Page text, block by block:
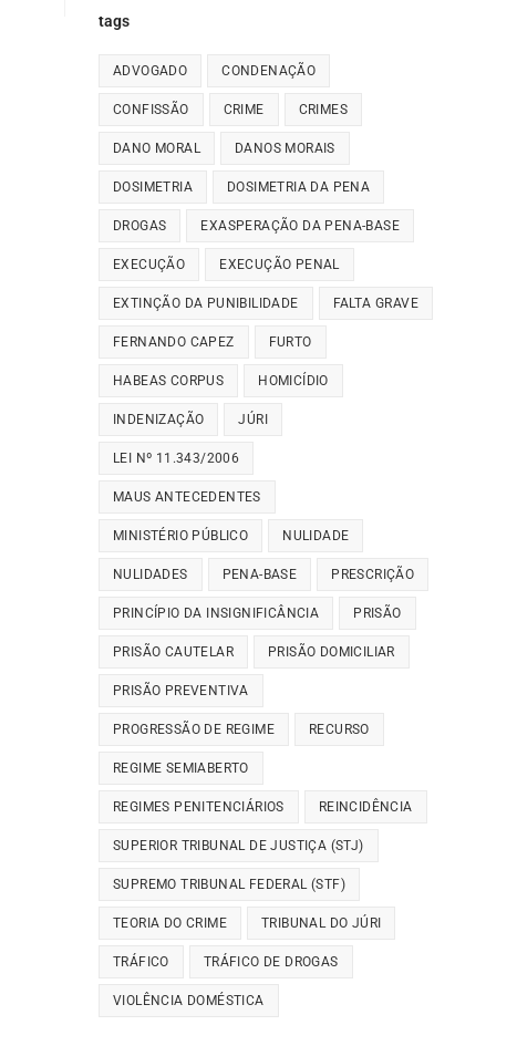
tags
ADVOGADO CONDENAÇÃO
CONFISSÃO CRIME CRIMES
DANO MORAL DANOS MORAIS
DOSIMETRIA DOSIMETRIA DA PENA
DROGAS EXASPERAÇÃO DA PENA-BASE
EXECUÇÃO EXECUÇÃO PENAL
EXTINÇÃO DA PUNIBILIDADE FALTA GRAVE
FERNANDO CAPEZ FURTO
HABEAS CORPUS HOMICÍDIO
INDENIZAÇÃO JÚRI
LEI Nº 11.343/2006
MAUS ANTECEDENTES
MINISTÉRIO PÚBLICO NULIDADE
NULIDADES PENA-BASE PRESCRIÇÃO
PRINCÍPIO DA INSIGNIFICÂNCIA PRISÃO
PRISÃO CAUTELAR PRISÃO DOMICILIAR
PRISÃO PREVENTIVA
PROGRESSÃO DE REGIME RECURSO
REGIME SEMIABERTO
REGIMES PENITENCIÁRIOS REINCIDÊNCIA
SUPERIOR TRIBUNAL DE JUSTIÇA (STJ)
SUPREMO TRIBUNAL FEDERAL (STF)
TEORIA DO CRIME TRIBUNAL DO JÚRI
TRÁFICO TRÁFICO DE DROGAS
VIOLÊNCIA DOMÉSTICA